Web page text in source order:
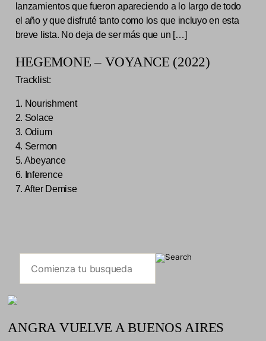
lanzamientos que fueron apareciendo a lo largo de todo
el año y que disfruté tanto como los que incluyo en esta
breve lista. No deja de ser más que un […]
HEGEMONE – VOYANCE (2022)
Tracklist:
1. Nourishment
2. Solace
3. Odium
4. Sermon
5. Abeyance
6. Inference
7. After Demise
ANGRA VUELVE A BUENOS AIRES